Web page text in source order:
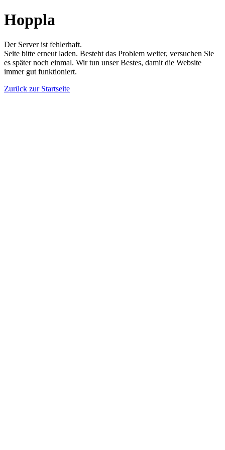
Hoppla
Der Server ist fehlerhaft.
Seite bitte erneut laden. Besteht das Problem weiter, versuchen Sie
es später noch einmal. Wir tun unser Bestes, damit die Website
immer gut funktioniert.
Zurück zur Startseite